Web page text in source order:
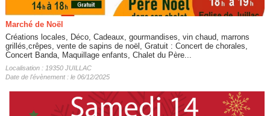
Marché de Noël
Créations locales, Déco, Cadeaux, gourmandises, vin chaud, marrons
grillés,crêpes, vente de sapins de noël, Gratuit : Concert de chorales,
Concert Banda, Maquillage enfants, Chalet du Père...
Localisation : 19350 JUILLAC
Date de l'évènement : le 06/12/2025